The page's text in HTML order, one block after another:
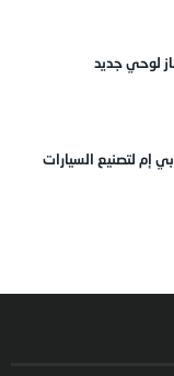
إم لتصنيع السيارات